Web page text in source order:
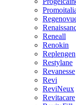
Reneall
Renokin
Replengen
Restylane
Revanesse
Revi
ReviNeux
Revitacare